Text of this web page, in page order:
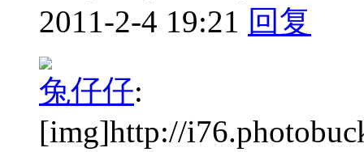
2011-2-4 19:21 回复
兔仔仔:
[img]http://